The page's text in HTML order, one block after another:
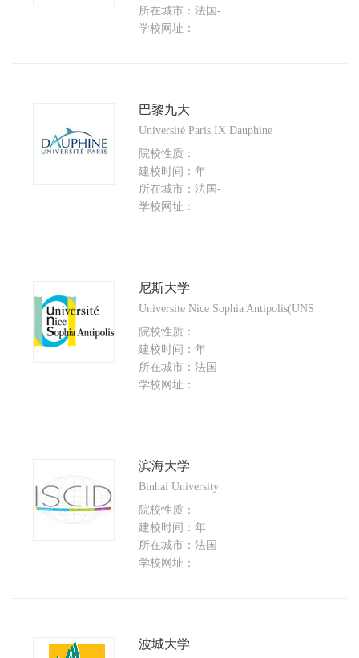
所在城市：法国-
学校网址：
巴黎九大
Université Paris IX Dauphine
院校性质：
建校时间：年
所在城市：法国-
学校网址：
尼斯大学
Universite Nice Sophia Antipolis(UNS
院校性质：
建校时间：年
所在城市：法国-
学校网址：
滨海大学
Binhai University
院校性质：
建校时间：年
所在城市：法国-
学校网址：
波城大学